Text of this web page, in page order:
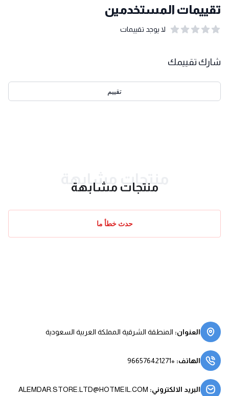
تقييمات المستخدمين
لا يوجد تقييمات
شارك تقييمك
تقييم
منتجات مشابهة
منتجات مشابهة
حدث خطأ ما
العنوان: المنطقة الشرقية المملكة العربية السعودية
الهاتف:
+966576421271
البريد الالكتروني:
ALEMDAR.STORE.LTD@HOTMEIL.COM